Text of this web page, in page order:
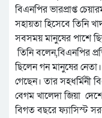
বিএনপির ভারপ্রাপ্ত
সহায়তা হিসেবে তিনি
সবসময় মানুষের পাশে
তিনি বলেন,বিএনপির
ছিলেন গন মানুষের নেতা।
গেছেন। তার সহধর্মিনী
বেগম খালেদা জিয়া
বিগত বছরে ফ্যাসিস্ট